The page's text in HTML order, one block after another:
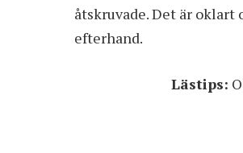
åtskruvade. Det är
efterhand.
Lästips: